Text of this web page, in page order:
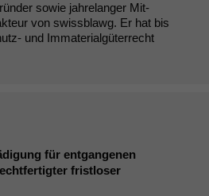
sowie jahrelanger Mit-
von swissblawg. Er hat bis
und Immaterialgüterrecht
für entgangenen
fristloser